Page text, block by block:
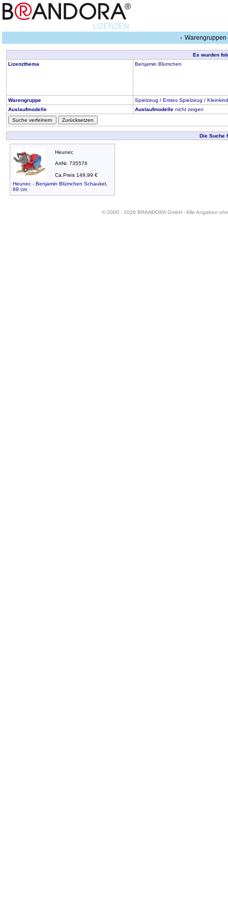
LIZENZEN
Warengruppen
Es wurden
Lizenzthema
Benjamin Blümchen
Warengruppe
Spielzeug / Erstes Spielzeug /
Auslaufmodelle
Auslaufmodelle nicht zeigen
Suche verfeinern
Zurücksetzen
Die Suche
Heunec
ArtNr. 735576
Ca.Preis 149,99 €
Heunec - Benjamin Blümchen Schaukel,
69 cm
© 2000 - 2026 BRANDORA GmbH - Alle Angaben